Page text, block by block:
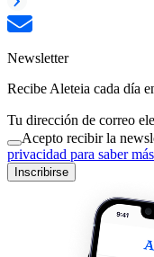
Newsletter
Recibe Aleteia cada día
Tu dirección de correo
Acepto recibir la
privacidad para saber
Inscribirse